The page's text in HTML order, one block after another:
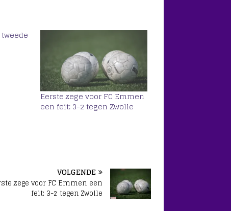
Eerste zege voor FC Emmen
een feit: 3-2 tegen Zwolle
VOLGENDE
zege voor FC Emmen een
feit: 3-2 tegen Zwolle